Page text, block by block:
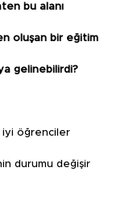
bu alanı
oluşan bir eğitim
gelinebilirdi?
iyi öğrenciler
durumu değişir